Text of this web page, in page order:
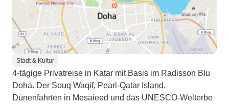
Stadt & Kultur
4-tägige Privatreise in Katar mit Basis im Radisson Blu
Doha. Der Souq Waqif, Pearl-Qatar Island,
Dünenfahrten in Mesaieed und das UNESCO-Welterbe